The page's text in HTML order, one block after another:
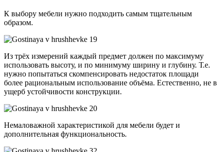
К выбору мебели нужно подходить самым тщательным
образом.
Из трёх измерений каждый предмет должен по максимуму
использовать высоту, и по минимуму ширину и глубину. Т.е.
нужно попытаться скомпенсировать недостаток площади
более рациональным использование объёма. Естественно, не в
ущерб устойчивости конструкции.
Немаловажной характеристикой для мебели будет и
дополнительная функциональность.